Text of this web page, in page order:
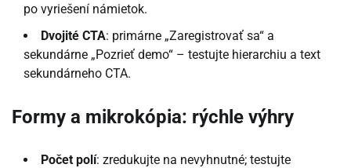
po vyriešení námietok.
Dvojité CTA: primárne „Zaregistrovať sa“ a
sekundárne „Pozrieť demo“ – testujte hierarchiu a text
sekundárneho CTA.
Formy a mikrokópia: rýchle výhry
Počet polí: zredukujte na nevyhnutné; testujte